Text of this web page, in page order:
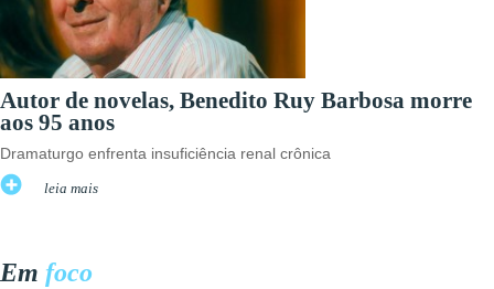
Autor de novelas, Benedito Ruy Barbosa morre
aos 95 anos
Dramaturgo enfrenta insuficiência renal crônica
leia mais
Em foco